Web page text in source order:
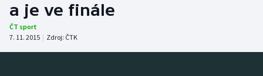
Tenis
Atletika
a je ve finále
ČT sport
7. 11. 2015 | Zdroj: ČTK